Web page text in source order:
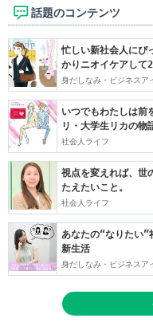
話題のコンテンツ
忙しい新社会人にぴ
かりニオイケアして
身だしなみ・ビジネスア
いつでもわたしは前
リ・大学生リカの物
社会人ライフ
視点を変えれば、世
たえたいこと。
社会人ライフ
あなたの“なりたい”
新生活
身だしなみ・ビジネスア